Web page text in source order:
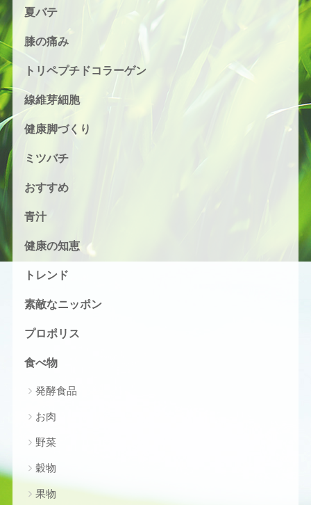
夏バテ
膝の痛み
トリペプチドコラーゲン
線維芽細胞
健康脚づくり
ミツバチ
おすすめ
青汁
健康の知恵
トレンド
素敵なニッポン
プロポリス
食べ物
発酵食品
お肉
野菜
穀物
果物